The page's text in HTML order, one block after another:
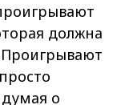
должна
Проигрывают
о